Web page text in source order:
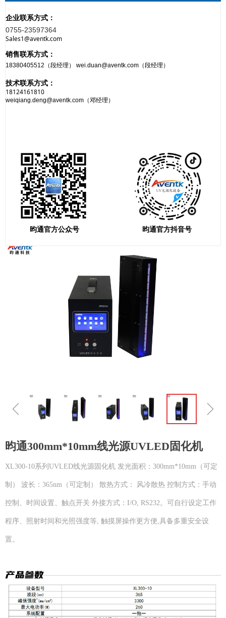
ꁆ ꁇ
昀通300mm*10mm线光源UVLED固化机
XL300-10系列UVLED线光源固化机 发光面积：300mm*10mm（可定
制） 波长：365nm（可定制） 散热方式： 风冷散热 控制方式：手动
控制、时间设置、触点开关 外接方式：I/O, RS232。可自行设定工作
程序、照射时间和光照强度等, 触摸屏操作更方便,具备多重安全设
置。
企业联系方式：
0755-23597364
Sales1@aventk.com
销售联系方式：
18380405512（段经理） wei.duan@aventk.com（段经理）
技术联系方式：
18124161810
weiqiang.deng@aventk.com（邓经理）
昀通官方公众号 昀通官方抖音号